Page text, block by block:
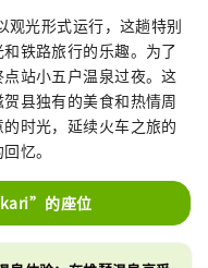
光形式运行，这趟特别
铁路旅行的乐趣。为了
站小五户温泉过夜。这
县独有的美食和热情周
时光，延续火车之旅的
忆。
的座位